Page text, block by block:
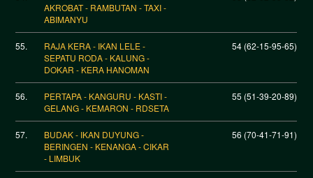
AKROBAT - RAMBUTAN - TAXI -
ABIMANYU
55.
RAJA KERA - IKAN LELE -
SEPATU RODA - KALUNG -
DOKAR - KERA HANOMAN
54 (62-15-95-65)
56.
PERTAPA - KANGURU - KASTI -
GELANG - KEMARON - RDSETA
55 (51-39-20-89)
57.
BUDAK - IKAN DUYUNG -
BERINGEN - KENANGA - CIKAR
- LIMBUK
56 (70-41-71-91)